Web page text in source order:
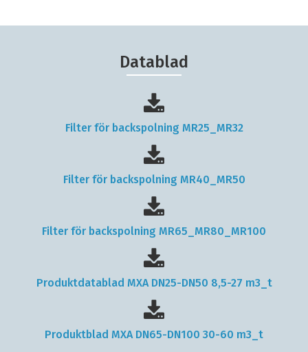
Datablad
Filter för backspolning MR25_MR32
Filter för backspolning MR40_MR50
Filter för backspolning MR65_MR80_MR100
Produktdatablad MXA DN25-DN50 8,5-27 m3_t
Produktblad MXA DN65-DN100 30-60 m3_t